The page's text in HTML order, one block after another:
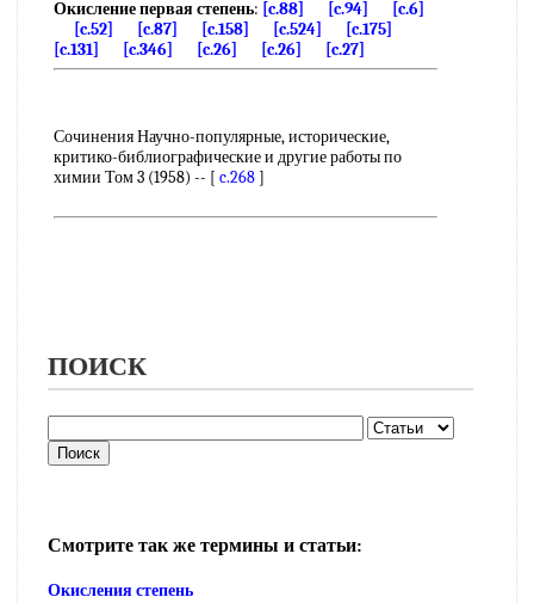
Окисление первая степень: [c.88] [c.94]
[c.6]
[c.52]
[c.87] [c.158] [c.524]
[c.175]
[c.131]
[c.346] [c.26] [c.26] [c.27]
Сочинения Научно-популярные, исторические,
критико-библиографические и другие работы по
химии Том 3 (1958) -- [ c.268]
ПОИСК
Смотрите так же термины и статьи:
Окисления степень